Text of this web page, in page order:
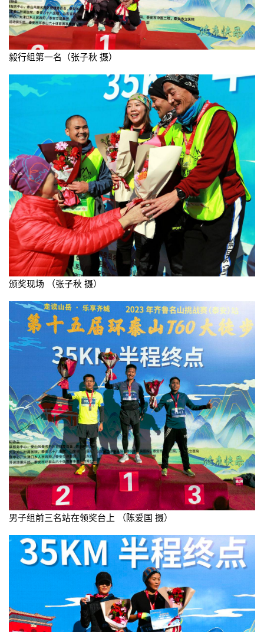
毅行组第一名（张子秋 摄）
颁奖现场 （张子秋 摄）
男子组前三名站在领奖台上 （陈爱国 摄）